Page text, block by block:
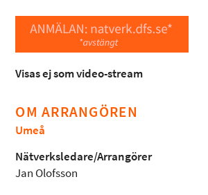
Visas ej som video-stream
OM ARRANGÖREN
Umeå
Nätverksledare/Arrangörer
Jan Olofsson